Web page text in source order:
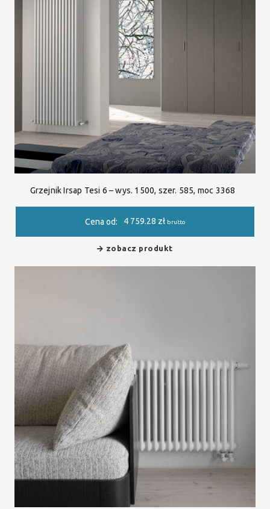
Grzejnik Irsap Tesi 6 – wys. 1500, szer. 585, moc 3368
Cena od: 4 759.28 zł brutto
zobacz produkt